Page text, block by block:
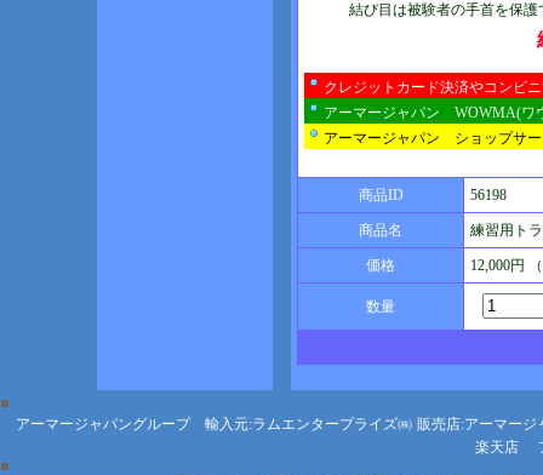
結び目は被験者の手首を保
クレジットカード決済やコンビ
アーマージャパン WOWMA(ワ
アーマージャパン ショップサ
商品ID 56198
商品名 練習用ト
価格 12,000円
数量
アーマージャパングループ 輸入元:ラムエンタープライズ㈱ 販売店:アーマージ
楽天店